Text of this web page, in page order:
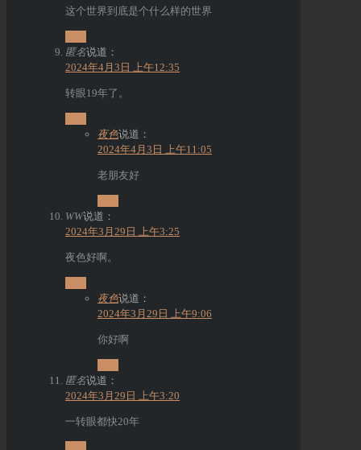
这个世界到底是个什么样的世界
匿名说道：
2024年4月3日 上午12:35
转眼19年了。
夜色说道：
2024年4月3日 上午11:05
老朋友好
WW说道：
2024年3月29日 上午3:25
夜色好啊。
夜色说道：
2024年3月29日 上午9:06
你好啊
匿名说道：
2024年3月29日 上午3:20
一转眼都快20年